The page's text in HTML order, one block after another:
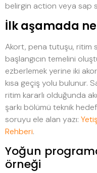
belirgin action veya sap
İlk aşamada
Akort, pena tutuşu, ritim
başlangıcın temelini
ezberlemek yerine iki
kısa geçiş yolu bulunur.
ritim kararlı olduğunda
şarkı bölümü teknik
soruyu ele alan yazı:
Rehberi.
Yoğun
örneği